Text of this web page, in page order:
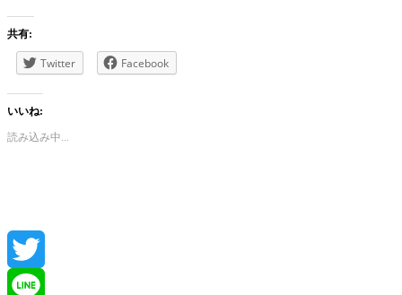
共有:
Twitter Facebook
いいね:
読み込み中...
Twitter